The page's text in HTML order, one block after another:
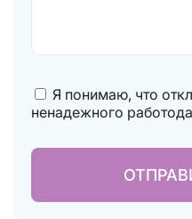
Я понимаю, что
ненадежного